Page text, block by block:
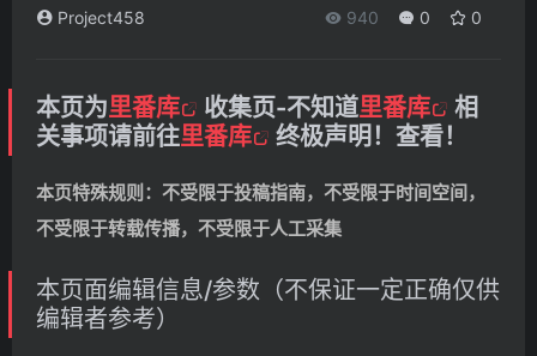
Project458 940 0 0
本页为里番库 收集页-不知道里番库
相
关事项请前往里番库 终极声明！查看！
本页特殊规则：不受限于投稿指南，不受限于时间空间，
不受限于转载传播，不受限于人工采集
本页面编辑信息/参数（不保证一定正确仅供
编辑者参考）